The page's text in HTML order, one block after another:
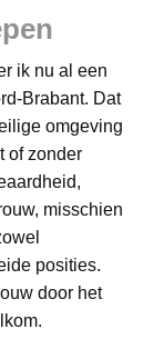
ik nu al een
Brabant. Dat
omgeving
of zonder
misschien
posities.
door het